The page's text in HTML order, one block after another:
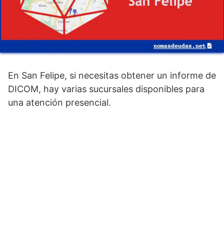
En San Felipe, si necesitas obtener un informe de
DICOM, hay varias sucursales disponibles para
una atención presencial.